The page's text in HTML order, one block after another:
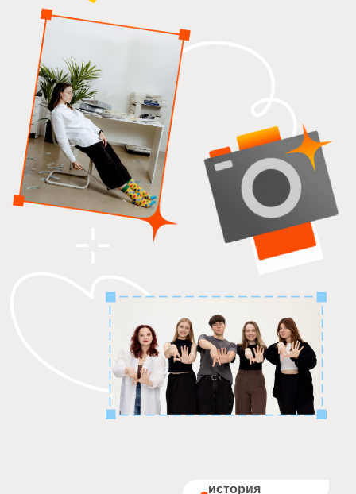
история — ..)
это база
отдел вырос, собралась сильная команда:
история Виноу
история
Виноу